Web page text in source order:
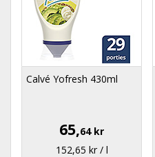
Calvé Yofresh 430ml
65,64 kr
152,65 kr / l